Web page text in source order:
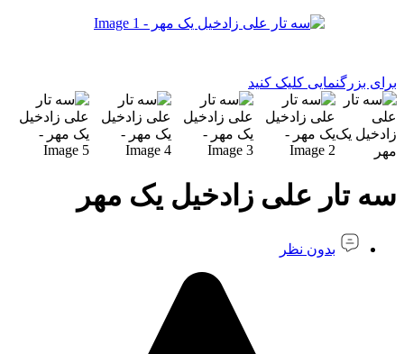
برای بزرگنمایی کلیک کنید
سه تار علی زادخیل یک مهر
بدون نظر